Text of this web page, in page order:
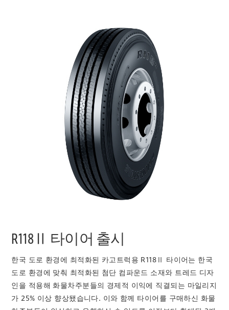
R118Ⅱ 타이어 출시
한국 도로 환경에 최적화된 카고트럭용 R118Ⅱ 타이어는 한국
도로 환경에 맞춰 최적화된 첨단 컴파운드 소재와 트레드 디자
인을 적용해 화물차주분들의 경제적 이익에 직결되는 마일리지
가 25% 이상 향상됐습니다. 이와 함께 타이어를 구매하신 화물